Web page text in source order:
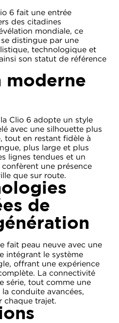
6 fait une entrée
des citadines
mondiale, ce
distingue par une
technologique et
son statut de référence
moderne
Clio 6 adopte un style
avec une silhouette plus
tout en restant fidèle à
plus large et plus
lignes tendues et un
une présence
que sur route.
de
fait peau neuve avec une
intégrant le système
offrant une expérience
La connectivité
série, tout comme une
conduite avancées,
chaque trajet.